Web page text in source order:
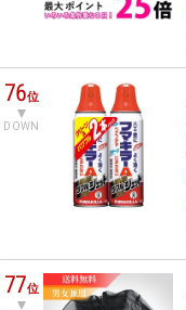
76位
DOWN
77位